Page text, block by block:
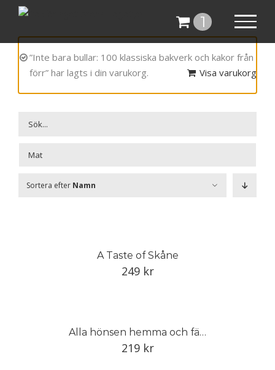
Fortsätt
innehållet
1
”Inte bara bullar: 100 klassiska bakverk och kakor från
förr” har lagts i din varukorg.
Visa varukorg
Sortera efter Namn
A Taste of Skåne
249 kr
Alla hönsen hemma och färska ägg i köket
219 kr